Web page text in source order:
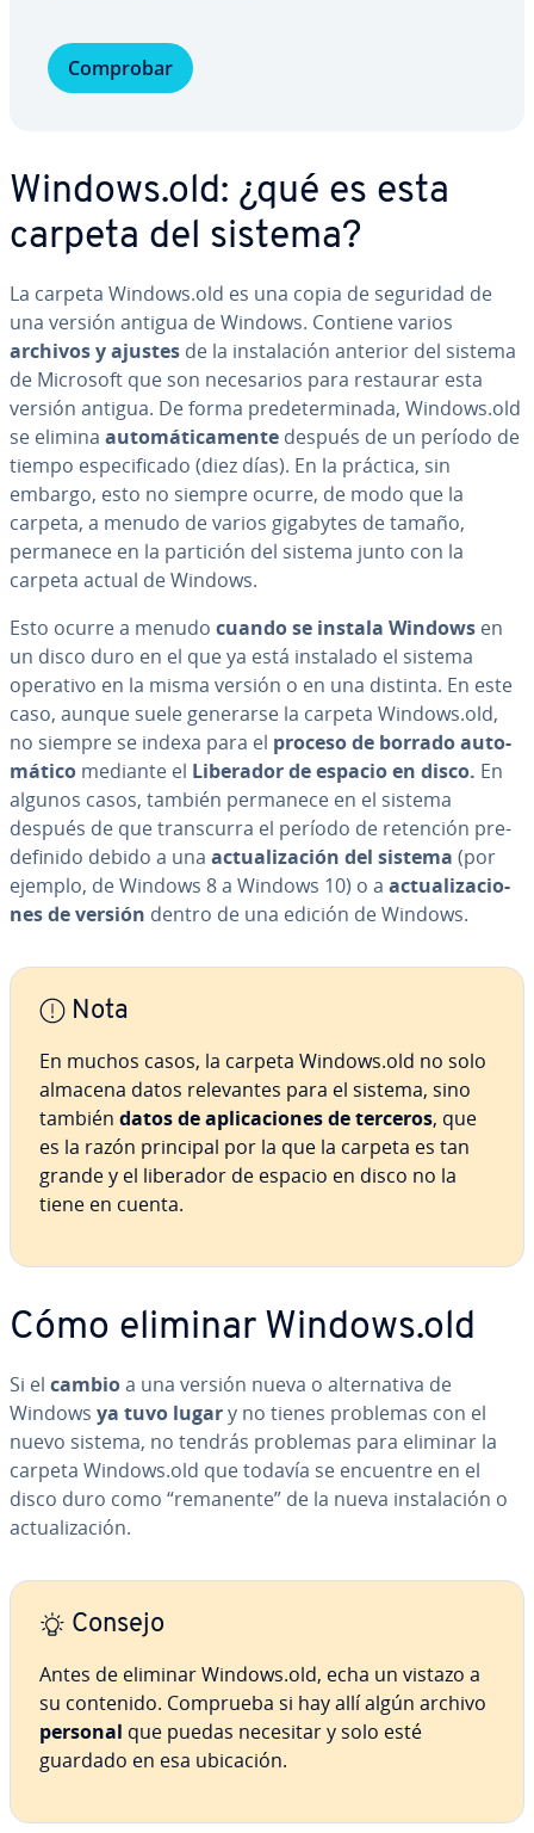
Comprobar
Windows.old: ¿qué es esta
carpeta del sistema?
La carpeta Windows.old es una copia de seguridad de
una versión antigua de Windows. Contiene varios
archivos y ajustes de la in­s­ta­la­ción anterior del sistema
de Microsoft que son ne­ce­sa­rios para restaurar esta
versión antigua. De forma pre­de­te­r­mi­na­da, Windows.old
se elimina au­to­má­ti­ca­me­n­te después de un período de
tiempo es­pe­ci­fi­ca­do (diez días). En la práctica, sin
embargo, esto no siempre ocurre, de modo que la
carpeta, a menudo de varios gigabytes de tamaño,
permanece en la partición del sistema junto con la
carpeta actual de Windows.
Esto ocurre a menudo cuando se instala Windows en
un disco duro en el que ya está instalado el sistema
operativo en la misma versión o en una distinta. En este
caso, aunque suele generarse la carpeta Windows.old,
no siempre se indexa para el proceso de borrado au­to­
má­ti­co mediante el Liberador de espacio en disco. En
algunos casos, también permanece en el sistema
después de que tra­n­s­cu­rra el período de retención pre­
de­fi­ni­do debido a una ac­tua­li­za­ción del sistema (por
ejemplo, de Windows 8 a Windows 10) o a ac­tua­li­za­cio­
nes de versión dentro de una edición de Windows.
Nota
En muchos casos, la carpeta Windows.old no solo
almacena datos re­le­va­n­tes para el sistema, sino
también datos de apli­ca­cio­nes de terceros, que
es la razón principal por la que la carpeta es tan
grande y el liberador de espacio en disco no la
tiene en cuenta.
Cómo eliminar Windows.old
Si el cambioa una versión nueva o al­te­r­na­ti­va de
Windows ya tuvo lugary no tienes problemas con el
nuevo sistema, no tendrás problemas para eliminar la
carpeta Windows.old que todavía se encuentre en el
disco duro como “remanente” de la nueva in­s­ta­la­ción o
ac­tua­li­za­ción.
Consejo
Antes de eliminar Windows.old, echa un vistazo a
su contenido. Comprueba si hay allí algún archivo
personal que puedas necesitar y solo esté
guardado en esa ubicación.